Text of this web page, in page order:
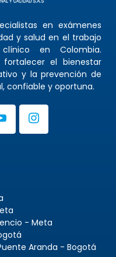
en exámenes
y salud en el trabajo
en Colombia.
el bienestar
y la prevención de
confiable y oportuna.
- Meta
Aranda - Bogotá